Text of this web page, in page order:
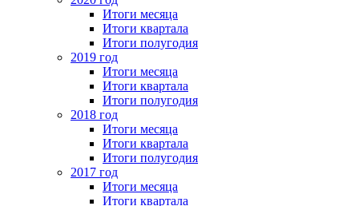
Итоги месяца
Итоги квартала
Итоги полугодия
2019 год
Итоги месяца
Итоги квартала
Итоги полугодия
2018 год
Итоги месяца
Итоги квартала
Итоги полугодия
2017 год
Итоги месяца
Итоги квартала